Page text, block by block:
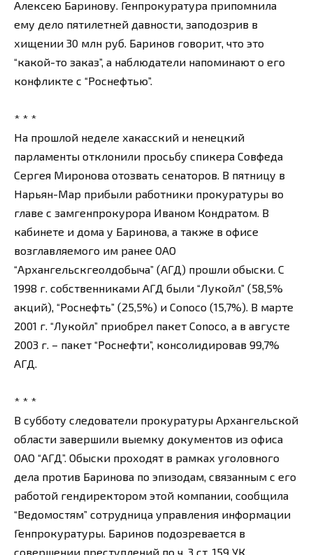
Алексею Баринову. Генпрокуратура припомнила
ему дело пятилетней давности, заподозрив в
хищении 30 млн руб. Баринов говорит, что это
“какой-то заказ”, а наблюдатели напоминают о его
конфликте с “Роснефтью”.
* * *
На прошлой неделе хакасский и ненецкий
парламенты отклонили просьбу спикера Совфеда
Сергея Миронова отозвать сенаторов. В пятницу в
Нарьян-Мар прибыли работники прокуратуры во
главе с замгенпрокурора Иваном Кондратом. В
кабинете и дома у Баринова, а также в офисе
возглавляемого им ранее ОАО
“Архангельскгеолдобыча” (АГД) прошли обыски. С
1998 г. собственниками АГД были “Лукойл” (58,5%
акций), “Роснефть” (25,5%) и Conoco (15,7%). В марте
2001 г. “Лукойл” приобрел пакет Conoco, а в августе
2003 г. – пакет “Роснефти”, консолидировав 99,7%
АГД.
* * *
В субботу следователи прокуратуры Архангельской
области завершили выемку документов из офиса
ОАО “АГД”. Обыски проходят в рамках уголовного
дела против Баринова по эпизодам, связанным с его
работой гендиректором этой компании, сообщила
“Ведомостям” сотрудница управления информации
Генпрокуратуры. Баринов подозревается в
совершении преступлений по ч. 3 ст. 159 УК